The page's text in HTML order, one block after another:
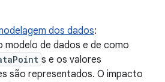
dos dados:
modelo de dados e de como
s e os valores
são representados. O impacto